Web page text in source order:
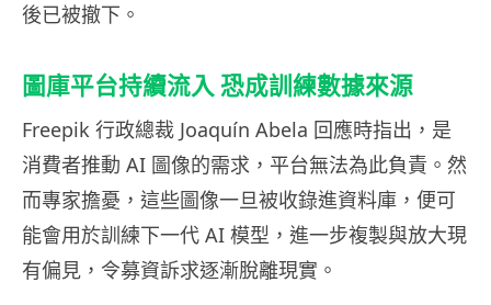
後已被撤下。
圖庫平台持續流入 恐成訓練數據來源
Freepik 行政總裁 Joaquín Abela 回應時指出，是
消費者推動 AI 圖像的需求，平台無法為此負責。然
而專家擔憂，這些圖像一旦被收錄進資料庫，便可
能會用於訓練下一代 AI 模型，進一步複製與放大現
有偏見，令募資訴求逐漸脫離現實。